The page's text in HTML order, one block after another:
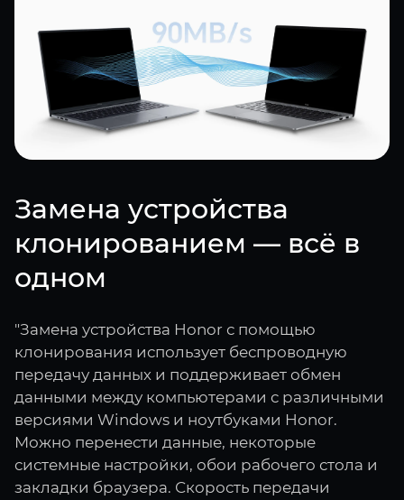
Замена устройства
клонированием — всё в
одном
"Замена устройства Honor с помощью
клонирования использует беспроводную
передачу данных и поддерживает обмен
данными между компьютерами с различными
версиями Windows и ноутбуками Honor.
Можно перенести данные, некоторые
системные настройки, обои рабочего стола и
закладки браузера. Скорость передачи